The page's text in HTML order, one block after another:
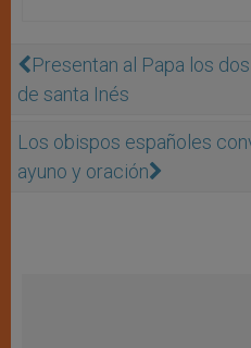
Presentan al Papa los
de santa Inés
Los obispos españoles
ayuno y oración